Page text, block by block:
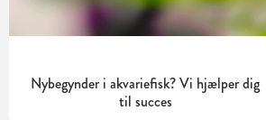
Nybegynder i akvariefisk? Vi hjælper dig
til succes